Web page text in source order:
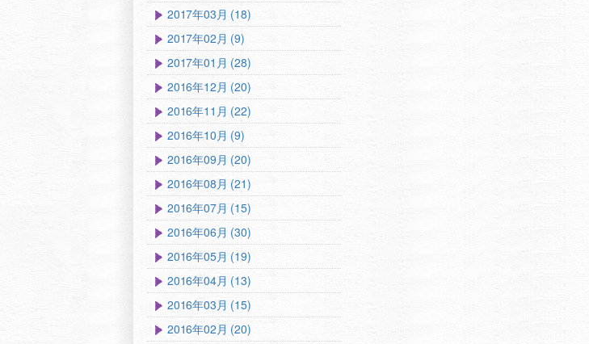
2017年03月 (18)
2017年02月 (9)
2017年01月 (28)
2016年12月 (20)
2016年11月 (22)
2016年10月 (9)
2016年09月 (20)
2016年08月 (21)
2016年07月 (15)
2016年06月 (30)
2016年05月 (19)
2016年04月 (13)
2016年03月 (15)
2016年02月 (20)